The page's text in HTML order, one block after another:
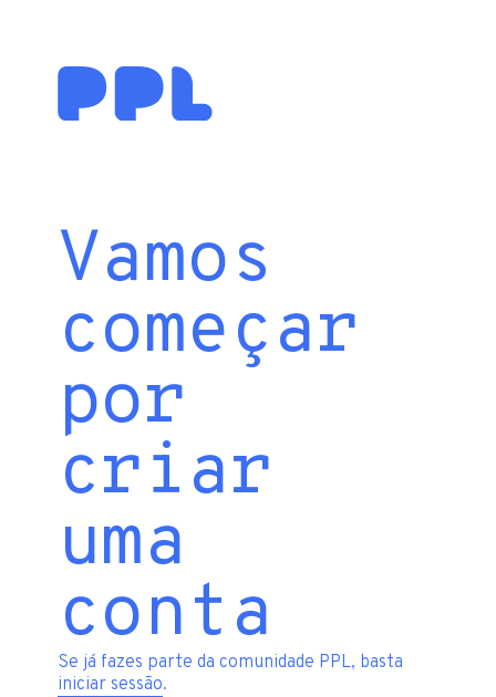
Vamos
começar
por
criar
uma
conta
Se já fazes parte da comunidade PPL, basta
iniciar sessão.